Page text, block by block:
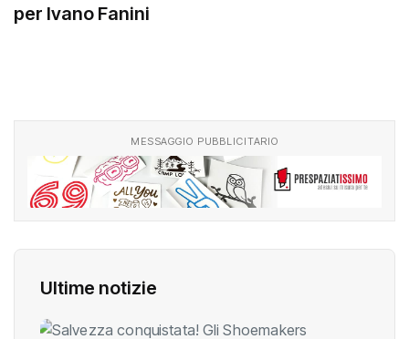
per Ivano Fanini
MESSAGGIO PUBBLICITARIO
Ultime notizie